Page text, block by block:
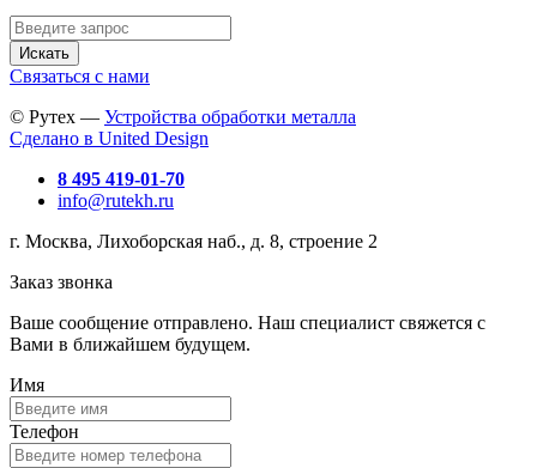
Искать
Связаться с нами
© Рутех — Устройства обработки металла
Сделано в United Design
8 495 419-01-70
info@rutekh.ru
г. Москва, Лихоборская наб., д. 8, строение 2
Заказ звонка
Ваше сообщение отправлено. Наш специалист свяжется с
Вами в ближайшем будущем.
Имя
Телефон